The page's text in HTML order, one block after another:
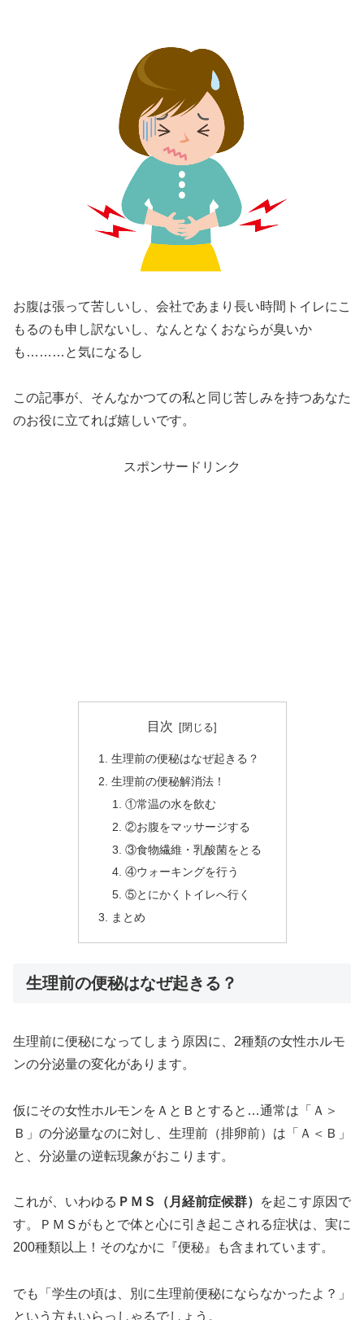
お腹は張って苦しいし、会社であまり長い時間トイレにこ
もるのも申し訳ないし、なんとなくおならが臭いか
も………と気になるし
この記事が、そんなかつての私と同じ苦しみを持つあなた
のお役に立てれば嬉しいです。
スポンサードリンク
目次
生理前の便秘はなぜ起きる？
生理前の便秘解消法！
①常温の水を飲む
②お腹をマッサージする
③食物繊維・乳酸菌をとる
④ウォーキングを行う
⑤とにかくトイレへ行く
まとめ
生理前の便秘はなぜ起きる？
生理前に便秘になってしまう原因に、2種類の女性ホルモ
ンの分泌量の変化があります。
仮にその女性ホルモンをＡとＢとすると…通常は「Ａ＞
Ｂ」の分泌量なのに対し、生理前（排卵前）は「Ａ＜Ｂ」
と、分泌量の逆転現象がおこります。
これが、いわゆる ＰＭＳ（月経前症候群）
を起こす原因で
す。ＰＭＳがもとで体と心に引き起こされる症状は、実に
200種類以上！そのなかに『便秘』も含まれています。
でも「学生の頃は、別に生理前便秘にならなかったよ？」
という方もいらっしゃるでしょう。